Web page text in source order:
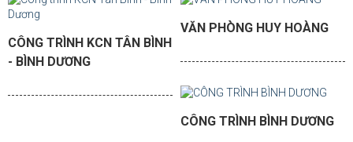
CÔNG TRÌNH KCN TÂN BÌNH
- BÌNH DƯƠNG
VĂN PHÒNG HUY HOÀNG
CÔNG TRÌNH BÌNH DƯƠNG